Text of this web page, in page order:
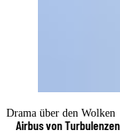
Drama über den Wolken
Airbus von